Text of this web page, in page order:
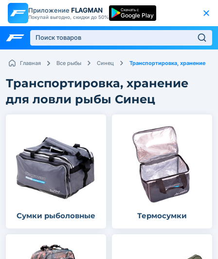
Приложение FLAGMAN
Покупай выгодно, скидки до 50%
Скачать с
Google Play
Главная Все рыбы Синец Транспортировка, хранение
Транспортировка, хранение
для ловли рыбы Синец
Сумки рыболовные Термосумки